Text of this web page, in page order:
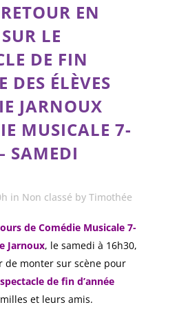
RETOUR EN
LE
DE FIN
DES ÉLÈVES
JARNOUX
MUSICALE 7-
SAMEDI
in Non classé by Timothée
de Comédie Musicale 7-
Jarnoux, le samedi à 16h30,
de monter sur scène pour
spectacle de fin d’année
et leurs amis.